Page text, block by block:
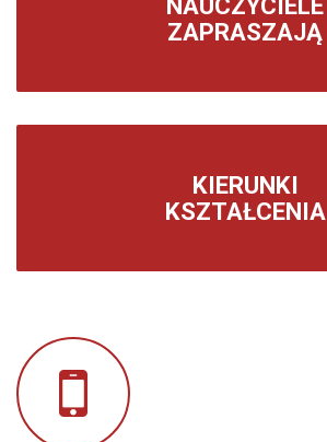
ZAPRASZAJĄ
KIERUNKI
KSZTAŁCENIA